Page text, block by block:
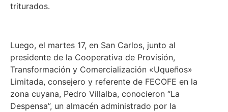
triturados.
Luego, el martes 17, en San Carlos, junto al
presidente de la Cooperativa de Provisión,
Transformación y Comercialización «Uqueños»
Limitada, consejero y referente de FECOFE en la
zona cuyana, Pedro Villalba, conocieron “La
Despensa”, un almacén administrado por la